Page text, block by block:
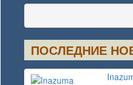
ПОСЛЕДНИЕ